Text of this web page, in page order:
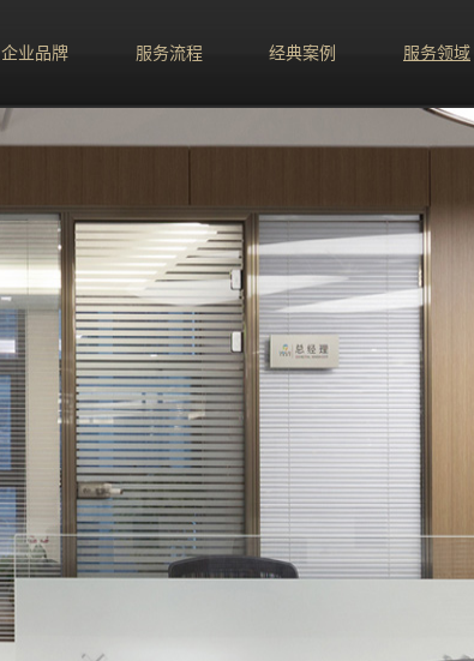
企业品牌 服务流程 经典案例 服务领域